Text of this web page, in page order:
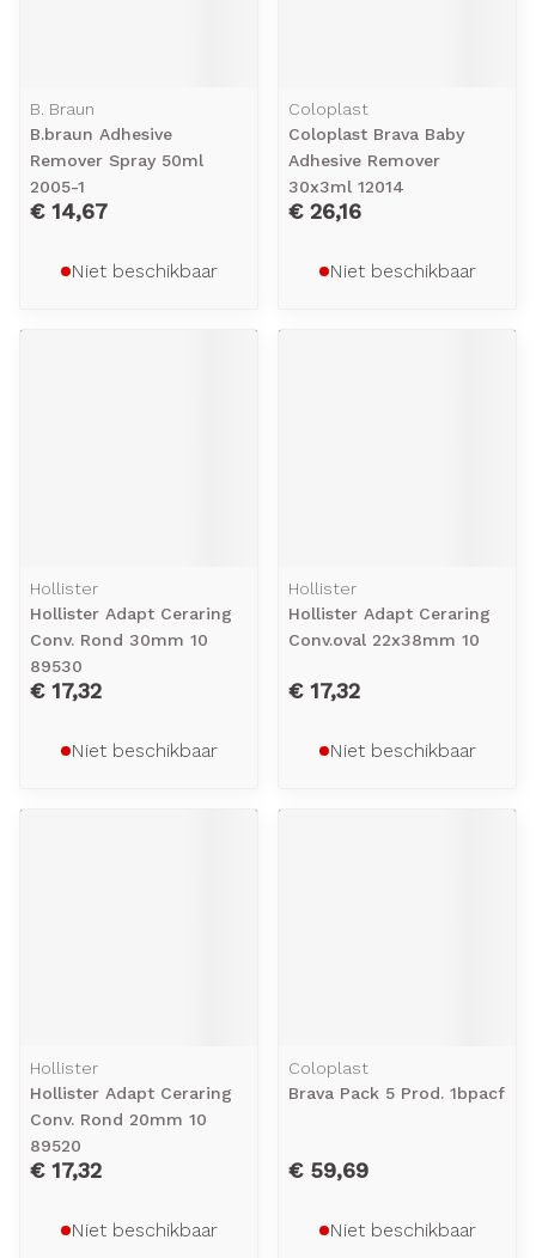
B. Braun
B.braun Adhesive
Remover Spray 50ml
2005-1
€ 14,67
Niet beschikbaar
Coloplast
Coloplast Brava Baby
Adhesive Remover
30x3ml 12014
€ 26,16
Niet beschikbaar
Hollister
Hollister Adapt Ceraring
Conv. Rond 30mm 10
89530
€ 17,32
Niet beschikbaar
Hollister
Hollister Adapt Ceraring
Conv.oval 22x38mm 10
€ 17,32
Niet beschikbaar
Hollister
Hollister Adapt Ceraring
Conv. Rond 20mm 10
89520
€ 17,32
Niet beschikbaar
Coloplast
Brava Pack 5 Prod. 1bpacf
€ 59,69
Niet beschikbaar